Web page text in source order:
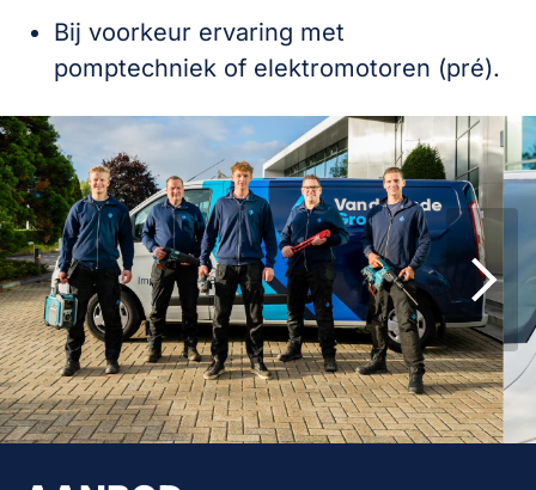
Bij voorkeur ervaring met
pomptechniek of elektromotoren (pré).